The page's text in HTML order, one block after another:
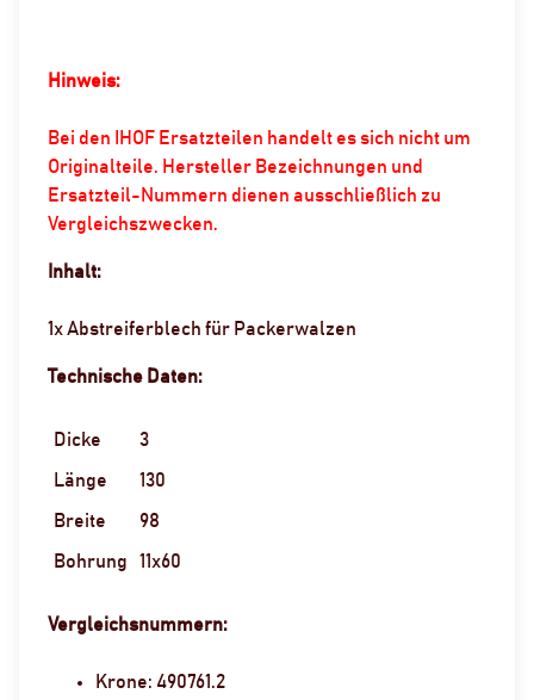
Hinweis:
Bei den IHOF Ersatzteilen handelt es sich nicht um
Originalteile. Hersteller Bezeichnungen und
Ersatzteil-Nummern dienen ausschließlich zu
Vergleichszwecken.
Inhalt:
1x Abstreiferblech für Packerwalzen
Technische Daten:
Dicke 3
Länge 130
Breite 98
Bohrung 11x60
Vergleichsnummern:
Krone: 490761.2